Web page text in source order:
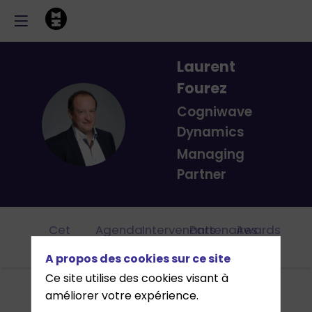
LF
Laurent
Fourez
Cogniwave
Dynamics
Managing
Partner
Cet
AgendaIntervenantsPartenairesAwards
A propos des cookies sur ce site
Ce site utilise des cookies visant à
améliorer votre expérience.